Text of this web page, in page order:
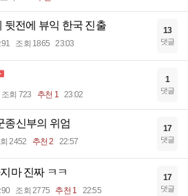
뒷전에 뷰익 한국 진출
조회 1865 23:03
13
댓글
조회 723 추천 1 23:02
1
댓글
종신부의 위엄
2452 추천 2 22:57
17
댓글
마 진짜 ㅋㅋ
조회 2775 추천 1 22:55
17
댓글